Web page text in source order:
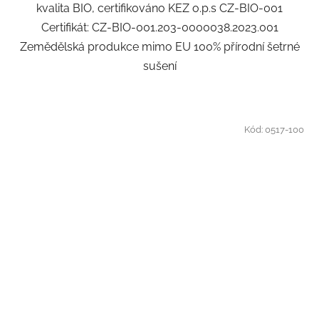
kvalita BIO, certifikováno KEZ o.p.s CZ-BIO-001
Certifikát: CZ-BIO-001.203-0000038.2023.001
Zemědělská produkce mimo EU 100% přírodní šetrné
sušení
Kód:0517-100